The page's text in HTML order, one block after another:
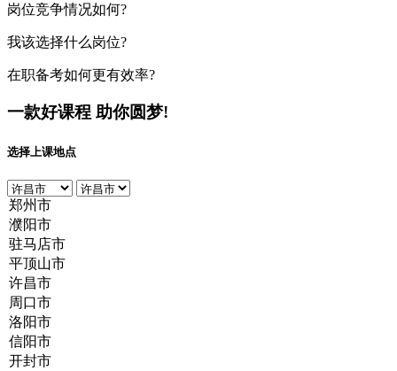
岗位竞争情况如何?
我该选择什么岗位?
在职备考如何更有效率?
一款好课程 助你圆梦!
选择上课地点